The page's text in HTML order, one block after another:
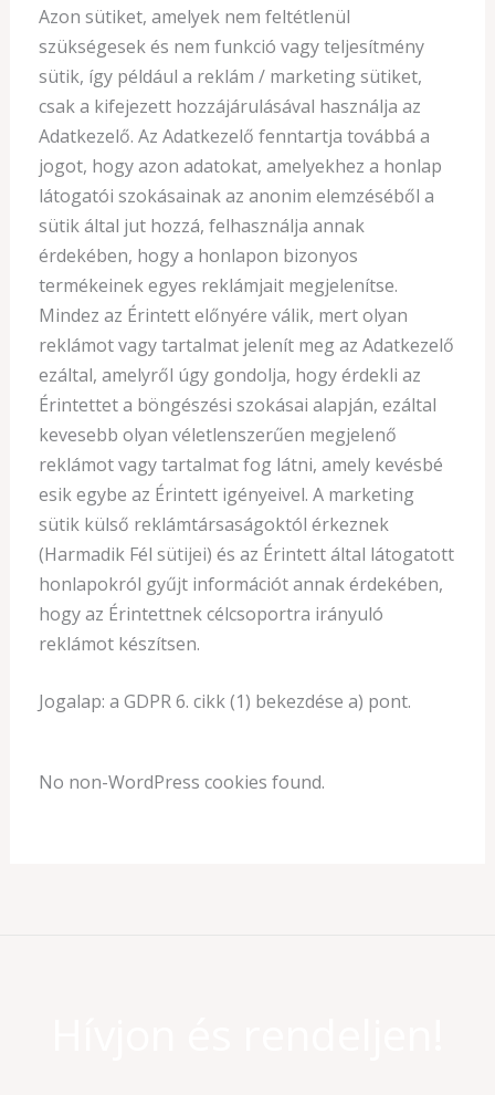
Azon sütiket, amelyek nem feltétlenül
szükségesek és nem funkció vagy teljesítmény
sütik, így például a reklám / marketing sütiket,
csak a kifejezett hozzájárulásával használja az
Adatkezelő. Az Adatkezelő fenntartja továbbá a
jogot, hogy azon adatokat, amelyekhez a honlap
látogatói szokásainak az anonim elemzéséből a
sütik által jut hozzá, felhasználja annak
érdekében, hogy a honlapon bizonyos
termékeinek egyes reklámjait megjelenítse.
Mindez az Érintett előnyére válik, mert olyan
reklámot vagy tartalmat jelenít meg az Adatkezelő
ezáltal, amelyről úgy gondolja, hogy érdekli az
Érintettet a böngészési szokásai alapján, ezáltal
kevesebb olyan véletlenszerűen megjelenő
reklámot vagy tartalmat fog látni, amely kevésbé
esik egybe az Érintett igényeivel. A marketing
sütik külső reklámtársaságoktól érkeznek
(Harmadik Fél sütijei) és az Érintett által látogatott
honlapokról gyűjt információt annak érdekében,
hogy az Érintettnek célcsoportra irányuló
reklámot készítsen.
Jogalap: a GDPR 6. cikk (1) bekezdése a) pont.
No non-WordPress cookies found.